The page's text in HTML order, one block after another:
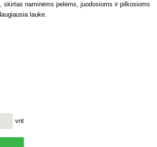
skirtas naminėms pelėms, juodosioms ir pilkosioms
lauke.
vnt